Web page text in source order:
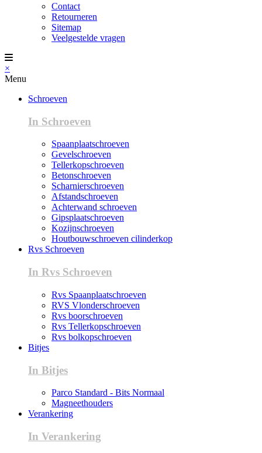
Contact
Retourneren
Sitemap
Veelgestelde vragen
×
Menu
Schroeven
In Schroeven
Spaanplaatschroeven
Gevelschroeven
Tellerkopschroeven
Betonschroeven
Scharnierschroeven
Afstandschroeven
Achterwand schroeven
Gipsplaatschroeven
Kozijnschroeven
Houtbouwschroeven cilinderkop
Rvs Schroeven
In Rvs Schroeven
Rvs Spaanplaatschroeven
RVS Vlonderschroeven
Rvs boorschroeven
Rvs Tellerkopschroeven
Rvs bolkopschroeven
Bitjes
In Bitjes
Parco Standard - Bits Normaal
Magneethouders
Verankering
In Verankering